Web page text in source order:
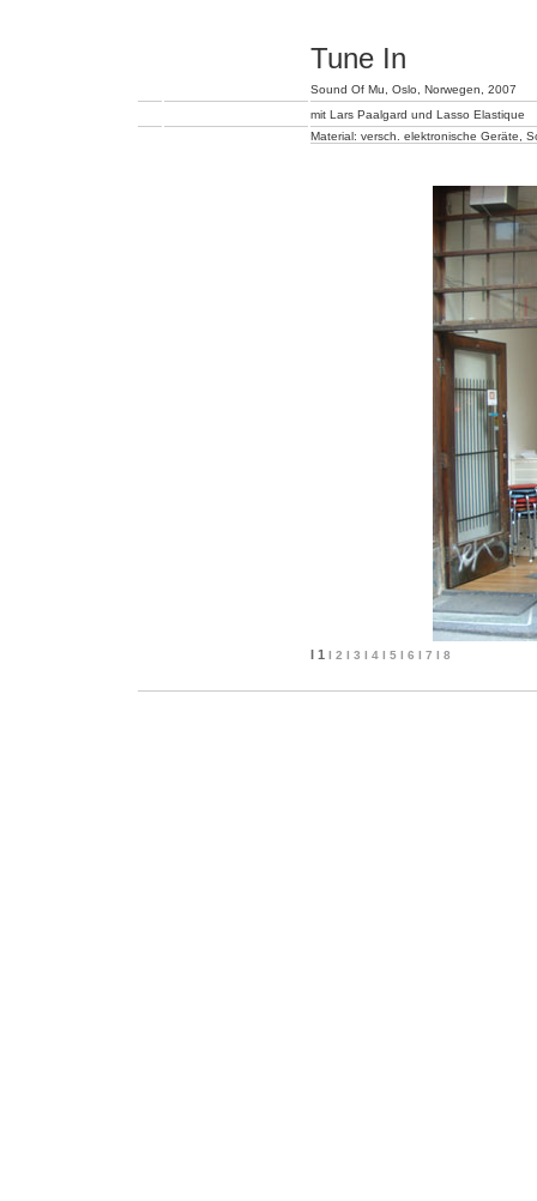
Tune In
Sound Of Mu, Oslo, Norwegen, 2007
mit Lars Paalgard und Lasso Elastique
Material: versch. elektronische Geräte,
I 1 I 2 I 3 I 4 I 5 I 6 I 7 I 8